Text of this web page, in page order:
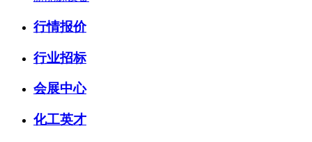
行情报价
行业招标
会展中心
化工英才